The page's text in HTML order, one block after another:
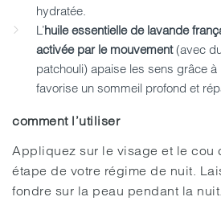
hydratée.
L’huile essentielle de lavande
activée par le mouvement(avec
patchouli) apaise les sens grâce à
favorise un sommeil profond et
comment l’utiliser
Appliquez sur le visage et le cou
étape de votre régime de nuit.
fondre sur la peau pendant la nuit.